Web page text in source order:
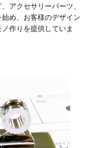
アクセサリーパーツ、
め、お客様のデザイン
作りを提供していま